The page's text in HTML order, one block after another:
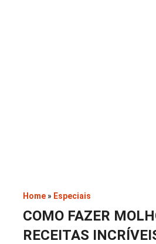
Home » Especiais
COMO FAZER
RECEITAS